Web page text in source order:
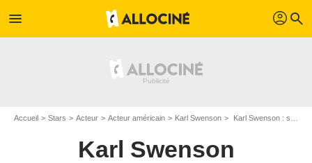
menu profil search
Accueil Stars Acteur Acteur américain Karl Swenson Karl Swenson : ses Blu-Ray, DVD, VOD, SVOD
Karl Swenson